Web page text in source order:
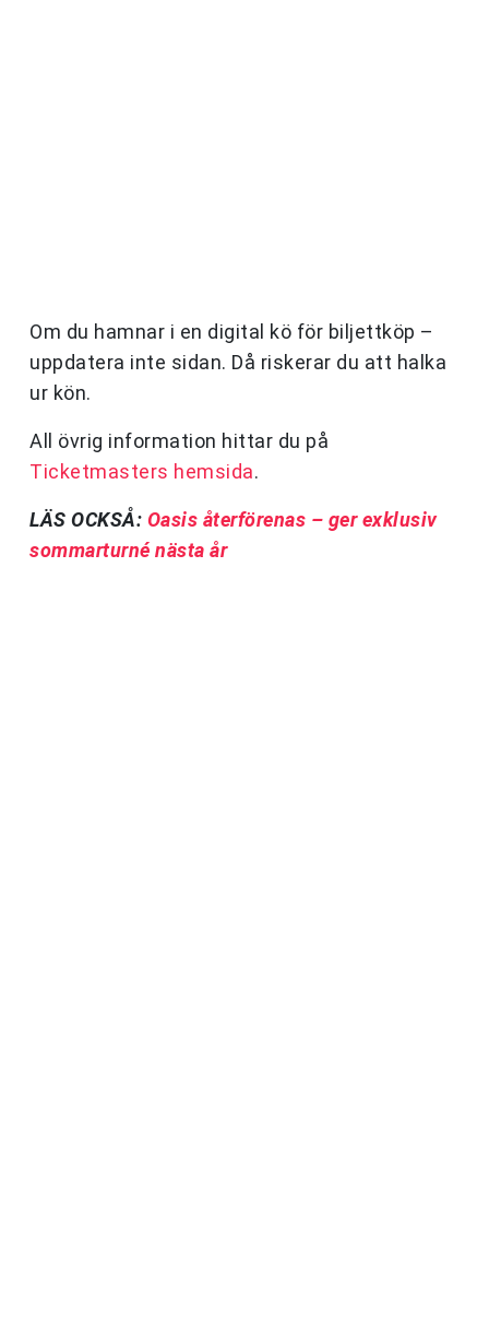
Om du hamnar i en digital kö för biljettköp –
uppdatera inte sidan. Då riskerar du att halka
ur kön.
All övrig information hittar du på
Ticketmasters hemsida.
LÄS OCKSÅ: Oasis återförenas – ger exklusiv
sommarturné nästa år